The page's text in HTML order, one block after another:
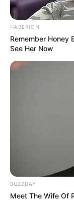
Wäre es nicht
statt mit ihren
Quermania
HABERION
Remember Honey
See Her Now
BUZZDAY
Meet The Wife Of